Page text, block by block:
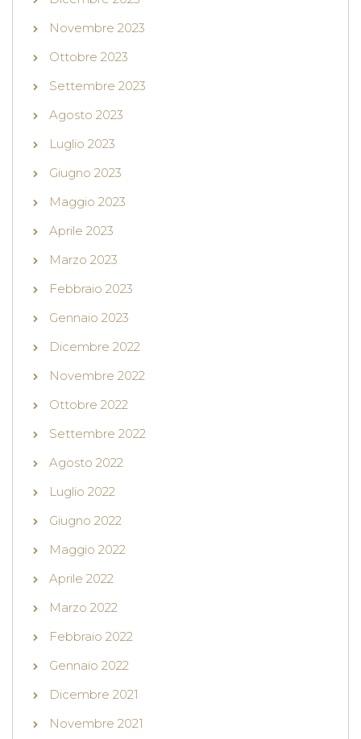
Novembre 2023
Ottobre 2023
Settembre 2023
Agosto 2023
Luglio 2023
Giugno 2023
Maggio 2023
Aprile 2023
Marzo 2023
Febbraio 2023
Gennaio 2023
Dicembre 2022
Novembre 2022
Ottobre 2022
Settembre 2022
Agosto 2022
Luglio 2022
Giugno 2022
Maggio 2022
Aprile 2022
Marzo 2022
Febbraio 2022
Gennaio 2022
Dicembre 2021
Novembre 2021